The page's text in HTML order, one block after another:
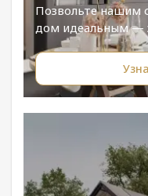
Позвольте нашим
дом идеальным —